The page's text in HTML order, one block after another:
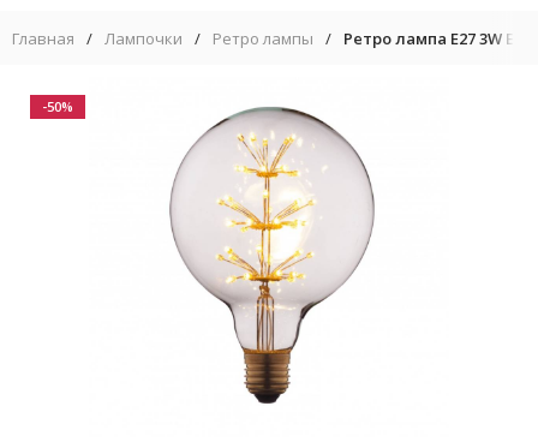
Главная / Лампочки / Ретро лампы / Ретро лампа E27 3W
-50%